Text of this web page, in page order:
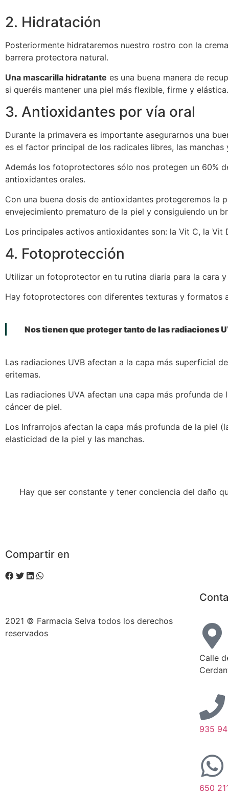
2. Hidratación
Posteriormente hidrataremos nuestro rostro con la
barrera protectora natural.
Una mascarilla hidratante es una buena manera de
si queréis mantener una piel más flexible, firme y elástica.
3. Antioxidantes por vía oral
Durante la primavera es importante asegurarnos una
es el factor principal de los radicales libres, las manchas
Además los fotoprotectores sólo nos protegen un 60%
antioxidantes orales.
Con una buena dosis de antioxidantes protegeremos la
envejecimiento prematuro de la piel y consiguiendo un
Los principales activos antioxidantes son: la Vit C, la
4. Fotoprotección
Utilizar un fotoprotector en tu rutina diaria para la cara
Hay fotoprotectores con diferentes texturas y formatos
Nos tienen que proteger tanto de las radiaciones
Las radiaciones UVB afectan a la capa más superficial
eritemas.
Las radiaciones UVA afectan una capa más profunda
cáncer de piel.
Los Infrarrojos afectan la capa más profunda de la piel
elasticidad de la piel y las manchas.
Hay que ser constante y tener conciencia del daño
Compartir en
2021 © Farmacia Selva todos los derechos
reservados
Calle
935
650